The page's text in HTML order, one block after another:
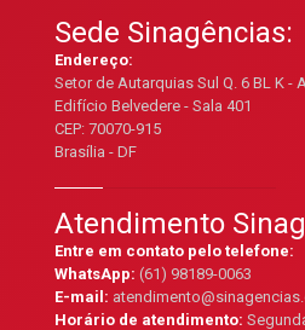
Sede Sinagências:
Endereço:
Setor de Autarquias Sul Q. 6 BL K -
Edifício Belvedere - Sala 401
CEP: 70070-915
Brasília - DF
Atendimento
Entre em contato pelo telefone:
WhatsApp: (61) 98189-0063
E-mail:
Horário de atendimento: